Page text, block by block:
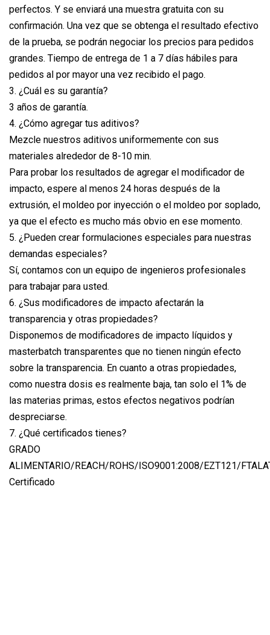
perfectos. Y se enviará una muestra gratuita con su
confirmación. Una vez que se obtenga el resultado efectivo
de la prueba, se podrán negociar los precios para pedidos
grandes. Tiempo de entrega de 1 a 7 días hábiles para
pedidos al por mayor una vez recibido el pago.
3. ¿Cuál es su garantía?
3 años de garantía.
4. ¿Cómo agregar tus aditivos?
Mezcle nuestros aditivos uniformemente con sus
materiales alrededor de 8-10 min.
Para probar los resultados de agregar el modificador de
impacto, espere al menos 24 horas después de la
extrusión, el moldeo por inyección o el moldeo por soplado,
ya que el efecto es mucho más obvio en ese momento.
5. ¿Pueden crear formulaciones especiales para nuestras
demandas especiales?
Sí, contamos con un equipo de ingenieros profesionales
para trabajar para usted.
6. ¿Sus modificadores de impacto afectarán la
transparencia y otras propiedades?
Disponemos de modificadores de impacto líquidos y
masterbatch transparentes que no tienen ningún efecto
sobre la transparencia. En cuanto a otras propiedades,
como nuestra dosis es realmente baja, tan solo el 1% de
las materias primas, estos efectos negativos podrían
despreciarse.
7. ¿Qué certificados tienes?
GRADO
ALIMENTARIO/REACH/ROHS/ISO9001:2008/EZT121/
Certificado